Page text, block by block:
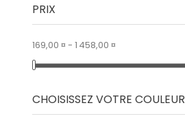
PRIX
169,00 ¤ - 1 458,00 ¤
CHOISISSEZ VOTRE COULEUR